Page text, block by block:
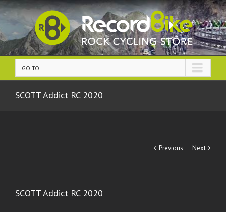
GO TO...
SCOTT Addict RC 2020
Previous Next
SCOTT Addict RC 2020